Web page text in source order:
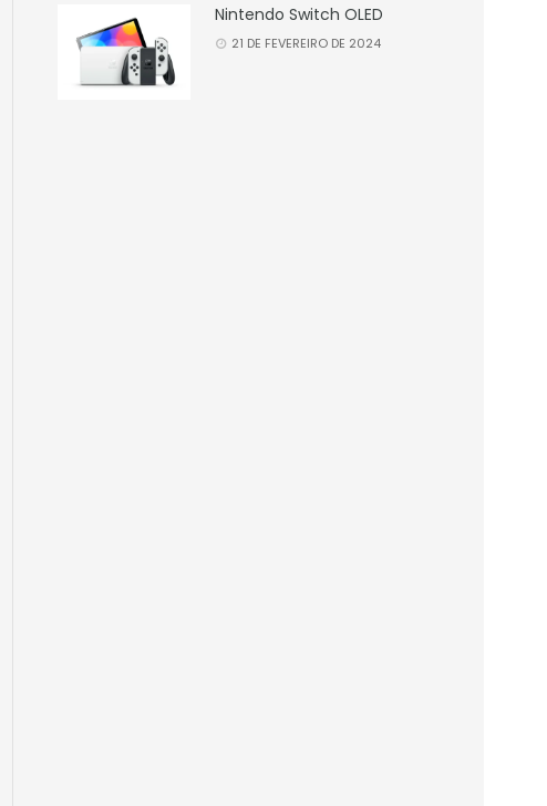
Nintendo Switch OLED
21 DE FEVEREIRO DE 2024